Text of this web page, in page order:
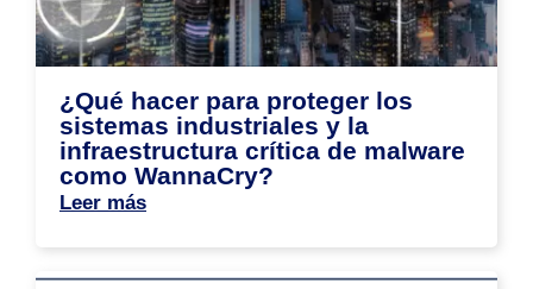
¿Qué hacer para proteger los
sistemas industriales y la
infraestructura crítica de malware
como WannaCry?
Leer más